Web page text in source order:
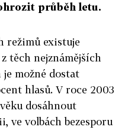
průběh letu.
režimů existuje
těch nejznámějších
možné dostat
hlasů. V roce 2003
dosáhnout
ve volbách bezesporu